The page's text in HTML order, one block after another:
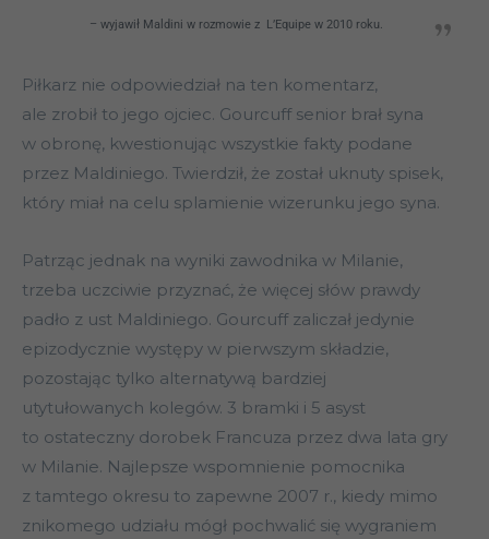
– wyjawił Maldini w rozmowie z L’Equipe w 2010 roku.
Piłkarz nie odpowiedział na ten komentarz,
ale zrobił to jego ojciec. Gourcuff senior brał syna
w obronę, kwestionując wszystkie fakty podane
przez Maldiniego. Twierdził, że został uknuty spisek,
który miał na celu splamienie wizerunku jego syna.
Patrząc jednak na wyniki zawodnika w Milanie,
trzeba uczciwie przyznać, że więcej słów prawdy
padło z ust Maldiniego. Gourcuff zaliczał jedynie
epizodycznie występy w pierwszym składzie,
pozostając tylko alternatywą bardziej
utytułowanych kolegów. 3 bramki i 5 asyst
to ostateczny dorobek Francuza przez dwa lata gry
w Milanie. Najlepsze wspomnienie pomocnika
z tamtego okresu to zapewne 2007 r., kiedy mimo
znikomego udziału mógł pochwalić się wygraniem